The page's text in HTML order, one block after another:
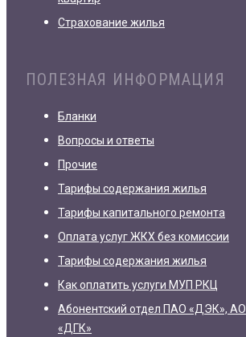
Страхование жилья
ПОЛЕЗНАЯ ИНФОРМАЦИЯ
Бланки
Вопросы и ответы
Прочие
Тарифы содержания жилья
Тарифы капитального ремонта
Оплата услуг ЖКХ без комиссии
Тарифы содержания жилья
Как оплатить услуги МУП РКЦ
Абонентский отдел ПАО «ДЭК», АО
«ДГК»